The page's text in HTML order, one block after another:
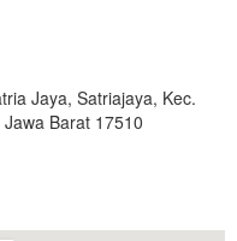
Jaya, Satriajaya, Kec.
Barat 17510